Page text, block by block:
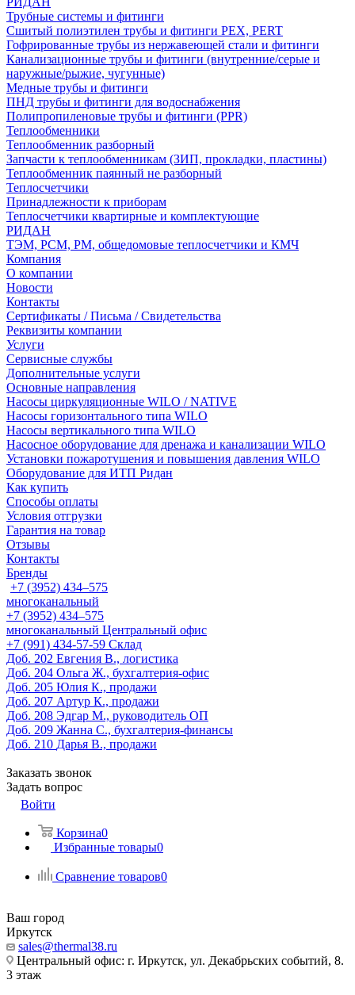
Трубные системы и фитинги
Сшитый полиэтилен трубы и фитинги PEX, PERT
Гофрированные трубы из нержавеющей стали и фитинги
Канализационные трубы и фитинги (внутренние/серые и
наружные/рыжие, чугунные)
Медные трубы и фитинги
ПНД трубы и фитинги для водоснабжения
Полипропиленовые трубы и фитинги (PPR)
Теплообменники
Теплообменник разборный
Запчасти к теплообменникам (ЗИП, прокладки, пластины)
Теплообменник паянный не разборный
Теплосчетчики
Принадлежности к приборам
Теплосчетчики квартирные и комплектующие
РИДАН
ТЭМ, РСМ, РМ, общедомовые теплосчетчики и КМЧ
Компания
О компании
Новости
Контакты
Сертификаты / Письма / Свидетельства
Реквизиты компании
Услуги
Сервисные службы
Дополнительные услуги
Основные направления
Насосы циркуляционные WILO / NATIVE
Насосы горизонтального типа WILO
Насосы вертикального типа WILO
Насосное оборудование для дренажа и канализации WILO
Установки пожаротушения и повышения давления WILO
Оборудование для ИТП Ридан
Как купить
Способы оплаты
Условия отгрузки
Гарантия на товар
Отзывы
Контакты
Бренды
+7 (3952) 434‒575
многоканальный
+7 (3952) 434‒575
многоканальный Центральный офис
‎+7 (991) 434-57-59 Склад
Доб. 202 Евгения В., логистика
Доб. 204 Ольга Ж., бухгалтерия-офис
Доб. 205 Юлия К., продажи
Доб. 207 Артур К., продажи
Доб. 208 Эдгар М., руководитель ОП
Доб. 209 Жанна С., бухгалтерия-финансы
Доб. 210 Дарья В., продажи
Заказать звонок
Задать вопрос
Войти
Корзина0
Избранные товары0
Сравнение товаров0
Ваш город
Иркутск
sales@thermal38.ru
Центральный офис: г. Иркутск, ул. Декабрьских событий, 8.
3 этаж